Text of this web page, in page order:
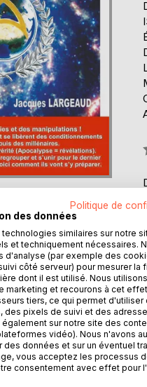
fait suite à La cité de la
réels, il poursuit
doit se réveiller et se
millénaires. Il est temps
et de se regrouper.
textes sacrés :
AUTEUR(S)
Politique de
des données
similaires sur notre
et techniquement nécessaires.
d'analyse (par exemple des
côté serveur) pour mesurer la
dont il est utilisé. Nous
marketing et recourons à cet
tiers, ce qui permet d'utiliser
pixels de suivi et des
sur notre site des
vidéo). Nous n'avons
données et sur un éventuel
vous acceptez les processus
consentement avec effet pour